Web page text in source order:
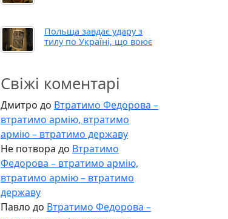
Польща завдає удару з
тилу по Україні, що воює
Свіжі коментарі
Дмитро до Втратимо Федорова –
втратимо армію, втратимо
армію – втратимо державу
Не потвора до Втратимо
Федорова – втратимо армію,
втратимо армію – втратимо
державу
Павло до Втратимо Федорова –